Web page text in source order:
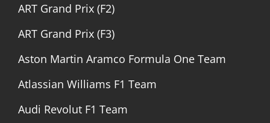
ART Grand Prix (F2)
ART Grand Prix (F3)
Aston Martin Aramco Formula One Team
Atlassian Williams F1 Team
Audi Revolut F1 Team